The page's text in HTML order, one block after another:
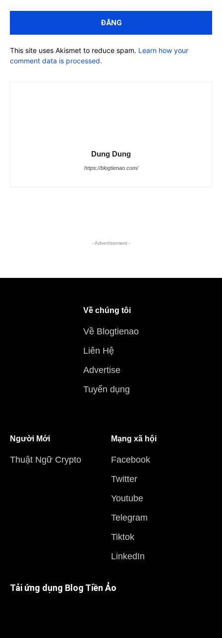
This site uses Akismet to reduce spam. Learn how your
comment data is processed.
Dung Dung
https://blogtienao.com/
- Advertisement -
Về chúng tôi
Về Blogtienao
Liên Hệ
Advertise
Tuyển dụng
Người Mới
Thuật Ngữ Crypto
Mạng xã hội
Facebook
Twitter
Youtube
Telegram
Tiktok
LinkedIn
Tải ứng dụng Blog Tiền Ảo